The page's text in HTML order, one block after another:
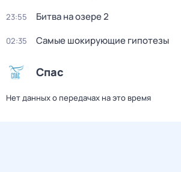
23:55 Битва на озере 2
02:35 Самые шoкиpующие гипотезы
Спас
Нет данных о передачах на это время